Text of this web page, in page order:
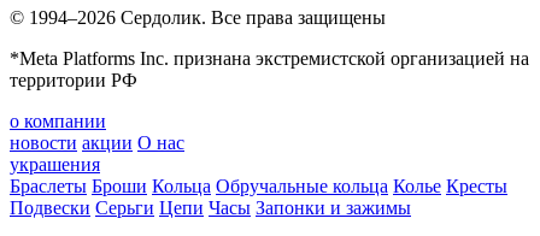
© 1994–2026 Сердолик. Все права защищены
*Meta Platforms Inc. признана экстремистской организацией на
территории РФ
о компании
новости акции О нас
украшения
Браслеты Броши Кольца Обручальные кольца Колье Кресты
Подвески Серьги Цепи Часы Запонки и зажимы